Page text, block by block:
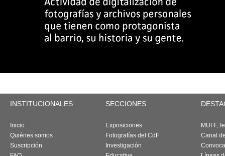
INSTITUCIONALES SECCIONES
Inicio
Quiénes somos
Suscripción
Exposiciones
Fotografías del CdF
Investigación
MUFF,
Canal